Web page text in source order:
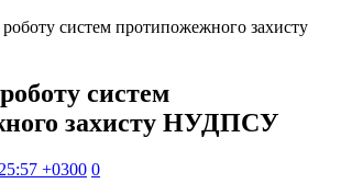
роботу систем протипожежного захисту
систем
захисту НУДПСУ
+0300 0